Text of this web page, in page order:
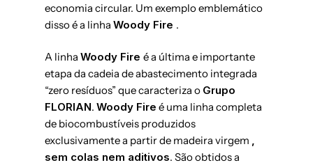
economia circular. Um exemplo emblemático
disso é a linha Woody Fire .
A linha Woody Fire é a última e importante
etapa da cadeia de abastecimento integrada
“zero resíduos” que caracteriza o Grupo
FLORIAN. Woody Fire é uma linha completa
de biocombustíveis produzidos
exclusivamente a partir de madeira virgem ,
sem colas nem aditivos. São obtidos a